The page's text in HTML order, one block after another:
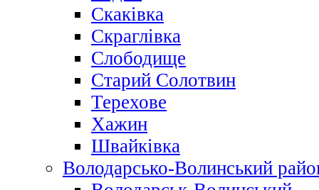
Скаківка
Скраглівка
Слободище
Старий Солотвин
Терехове
Хажин
Швайківка
Володарсько-Волинський